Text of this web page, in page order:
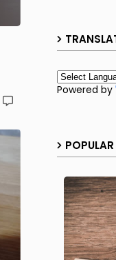
Powered by